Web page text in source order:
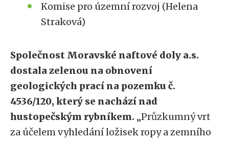
Komise pro územní rozvoj (Helena
Straková)
Společnost Moravské naftové doly a.s.
dostala zelenou na obnovení
geologických prací na pozemku č.
4536/120, který se nachází nad
hustopečským rybníkem. „Průzkumný vrt
za účelem vyhledání ložisek ropy a zemního